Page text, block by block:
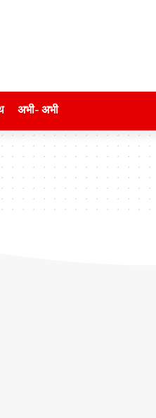
अभी- अभी